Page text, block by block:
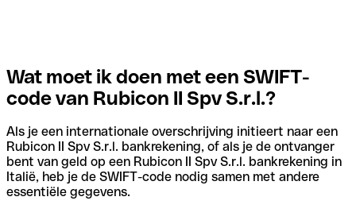
Wat moet ik doen met een SWIFT-
code van Rubicon II Spv S.r.l.?
Als je een internationale overschrijving initieert naar een
Rubicon II Spv S.r.l. bankrekening, of als je de ontvanger
bent van geld op een Rubicon II Spv S.r.l. bankrekening in
Italië, heb je de SWIFT-code nodig samen met andere
essentiële gegevens.